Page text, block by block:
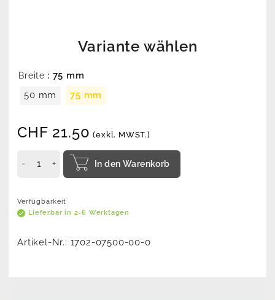
Variante wählen
Breite : 75 mm
50 mm
75 mm
CHF 21.50 (exkl. MWST.)
In den Warenkorb
Verfügbarkeit
Lieferbar in 2-6 Werktagen
Artikel-Nr.: 1702-07500-00-0